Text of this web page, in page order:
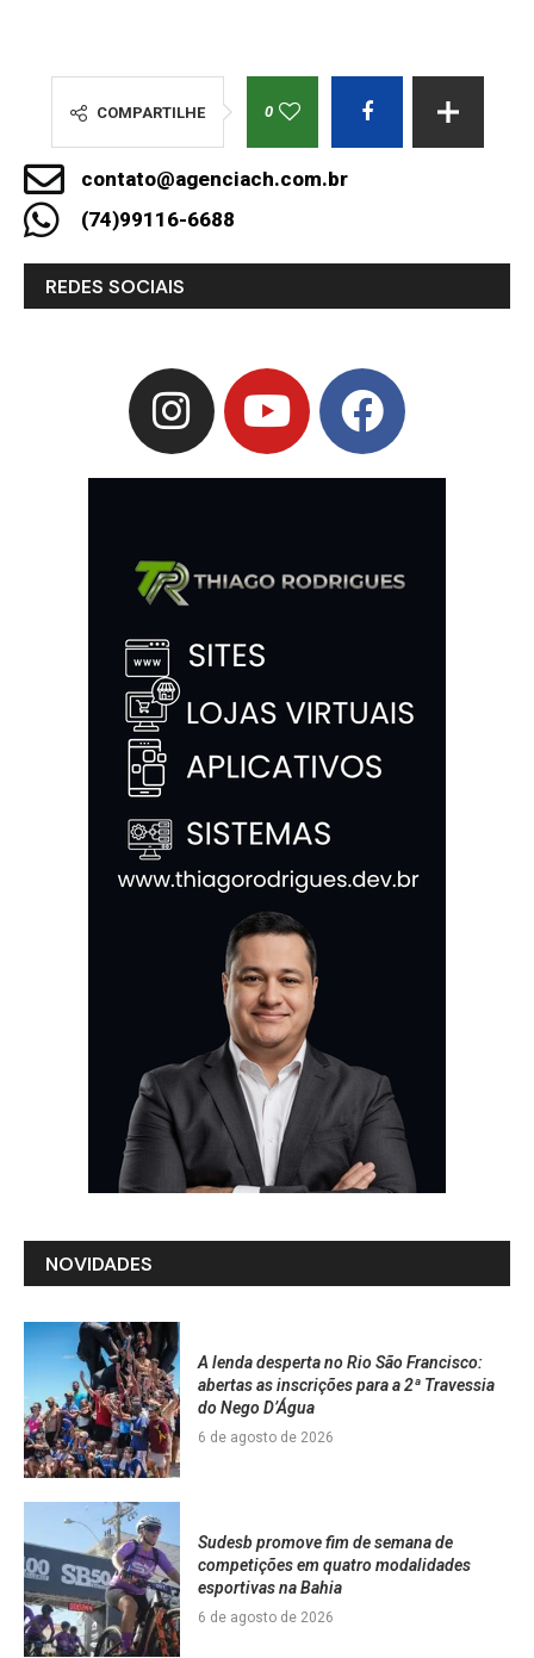
COMPARTILHE 0
contato@agenciach.com.br
(74)99116-6688
REDES SOCIAIS
NOVIDADES
A lenda desperta no Rio São Francisco:
abertas as inscrições para a 2ª Travessia
do Nego D’Água
6 de agosto de 2026
Sudesb promove fim de semana de
competições em quatro modalidades
esportivas na Bahia
6 de agosto de 2026